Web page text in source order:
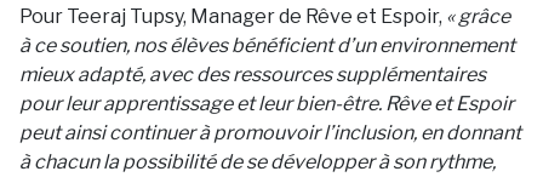
Pour Teeraj Tupsy, Manager de Rêve et Espoir, « grâce
à ce soutien, nos élèves bénéficient d’un environnement
mieux adapté, avec des ressources supplémentaires
pour leur apprentissage et leur bien-être. Rêve et Espoir
peut ainsi continuer à promouvoir l’inclusion, en donnant
à chacun la possibilité de se développer à son rythme,